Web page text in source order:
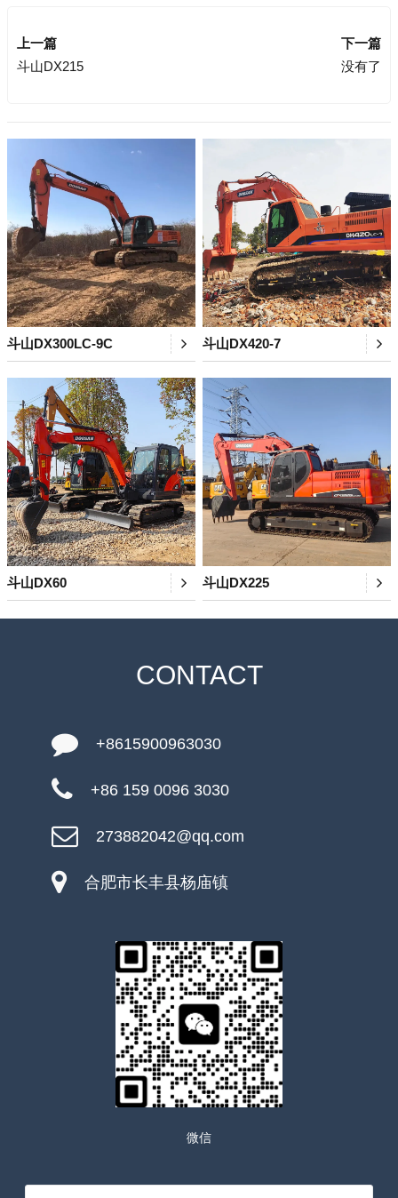
上一篇
斗山DX215
下一篇
没有了
斗山DX300LC-9C 斗山DX420-7
斗山DX60 斗山DX225
CONTACT
+8615900963030
+86 159 0096 3030
273882042@qq.com
合肥市长丰县杨庙镇
微信